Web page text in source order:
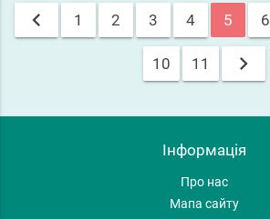
chevron_left 1 2 3 4 5 6
10 11 chevron_right
Інформація
Про нас
Мапа сайту